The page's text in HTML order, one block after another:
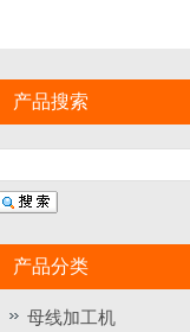
产品搜索
产品分类
母线加工机